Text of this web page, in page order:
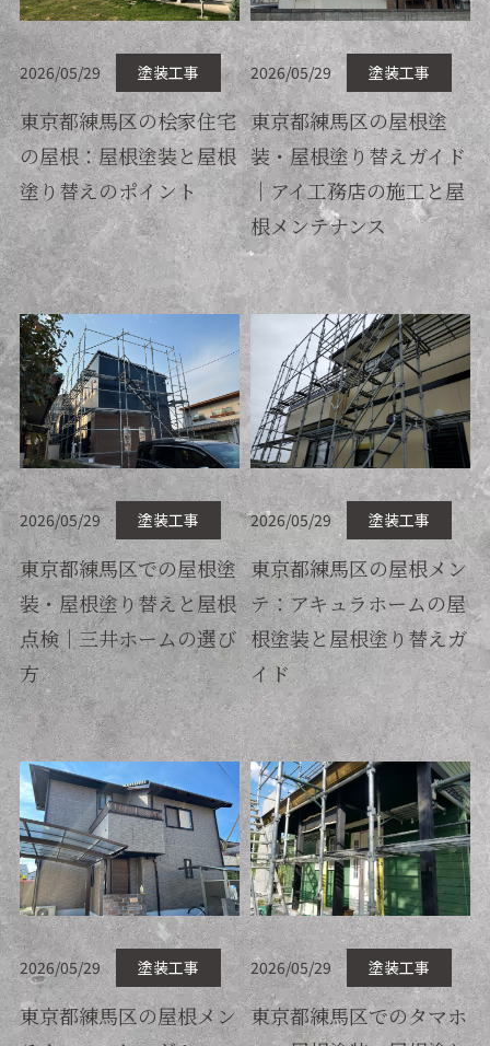
2026/05/29 塗装工事
東京都練馬区の桧家住宅
の屋根：屋根塗装と屋根
塗り替えのポイント
2026/05/29 塗装工事
東京都練馬区の屋根塗
装・屋根塗り替えガイド
｜アイ工務店の施工と屋
根メンテナンス
2026/05/29 塗装工事
東京都練馬区での屋根塗
装・屋根塗り替えと屋根
点検｜三井ホームの選び
方
2026/05/29 塗装工事
東京都練馬区の屋根メン
テ：アキュラホームの屋
根塗装と屋根塗り替えガ
イド
2026/05/29 塗装工事
東京都練馬区の屋根メン
2026/05/29 塗装工事
東京都練馬区でのタマホ